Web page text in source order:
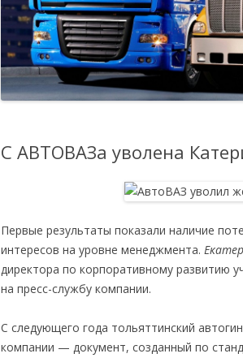
С АВТОВАЗа уволена
Первые результаты показали наличие
интересов на уровне менеджмента.
директора по корпоративному развитию
на пресс-службу компании.
С следующего года тольяттинский
компании — документ, созданный по